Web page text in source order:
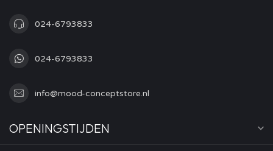
024-6793833
024-6793833
info@mood-conceptstore.nl
OPENINGSTIJDEN